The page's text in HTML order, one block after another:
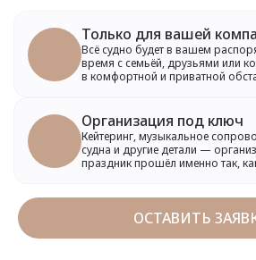
Только для вашей
Всё судно будет в вашем
время с семьёй, друзьями или
в комфортной и приватной
Организация под ключ
Кейтеринг, музыкальное
судна и другие детали —
праздник прошёл именно так,
ОСТАВИТЬ